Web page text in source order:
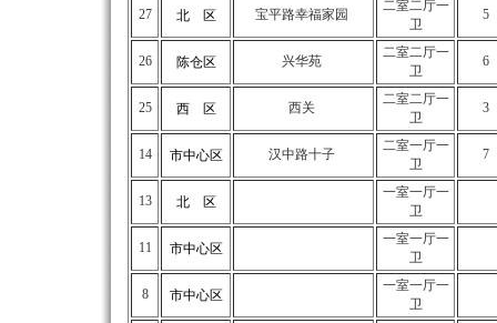
27 北 区 宝平路幸福家园
二室二厅一
卫
5
26 陈仓区 兴华苑
二室二厅一
卫
6
25 西 区 西关
二室二厅一
卫
3
14 市中心区 汉中路十子
二室一厅一
卫
7
13 北 区
一室一厅一
卫
11 市中心区
一室一厅一
卫
8 市中心区
一室一厅一
卫